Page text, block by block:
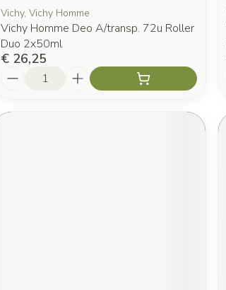
Vichy, Vichy Homme
Vichy Homme Deo A/transp. 72u Roller
Duo 2x50ml
€ 26,25